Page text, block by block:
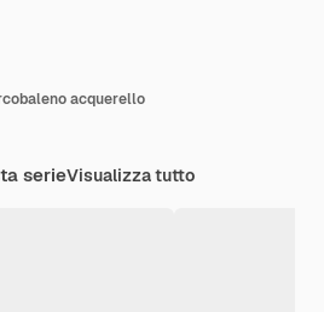
acquerello
serieVisualizza tutto